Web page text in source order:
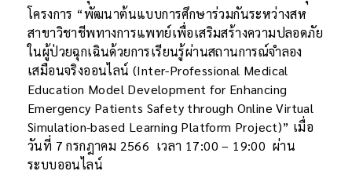
โครงการ “พัฒนาต้นแบบการศึกษาร่วมกันระหว่างสห
สาขาวิชาชีพทางการแพทย์เพื่อเสริมสร้างความปลอดภัย
ในผู้ป่วยฉุกเฉินด้วยการเรียนรู้ผ่านสถานการณ์จำลอง
เสมือนจริงออนไลน์ (Inter-Professional Medical
Education Model Development for Enhancing
Emergency Patients Safety through Online Virtual
Simulation-based Learning Platform Project)” เมื่อ
วันที่ 7 กรกฎาคม 2566 เวลา 17:00 – 19:00 ผ่าน
ระบบออนไลน์